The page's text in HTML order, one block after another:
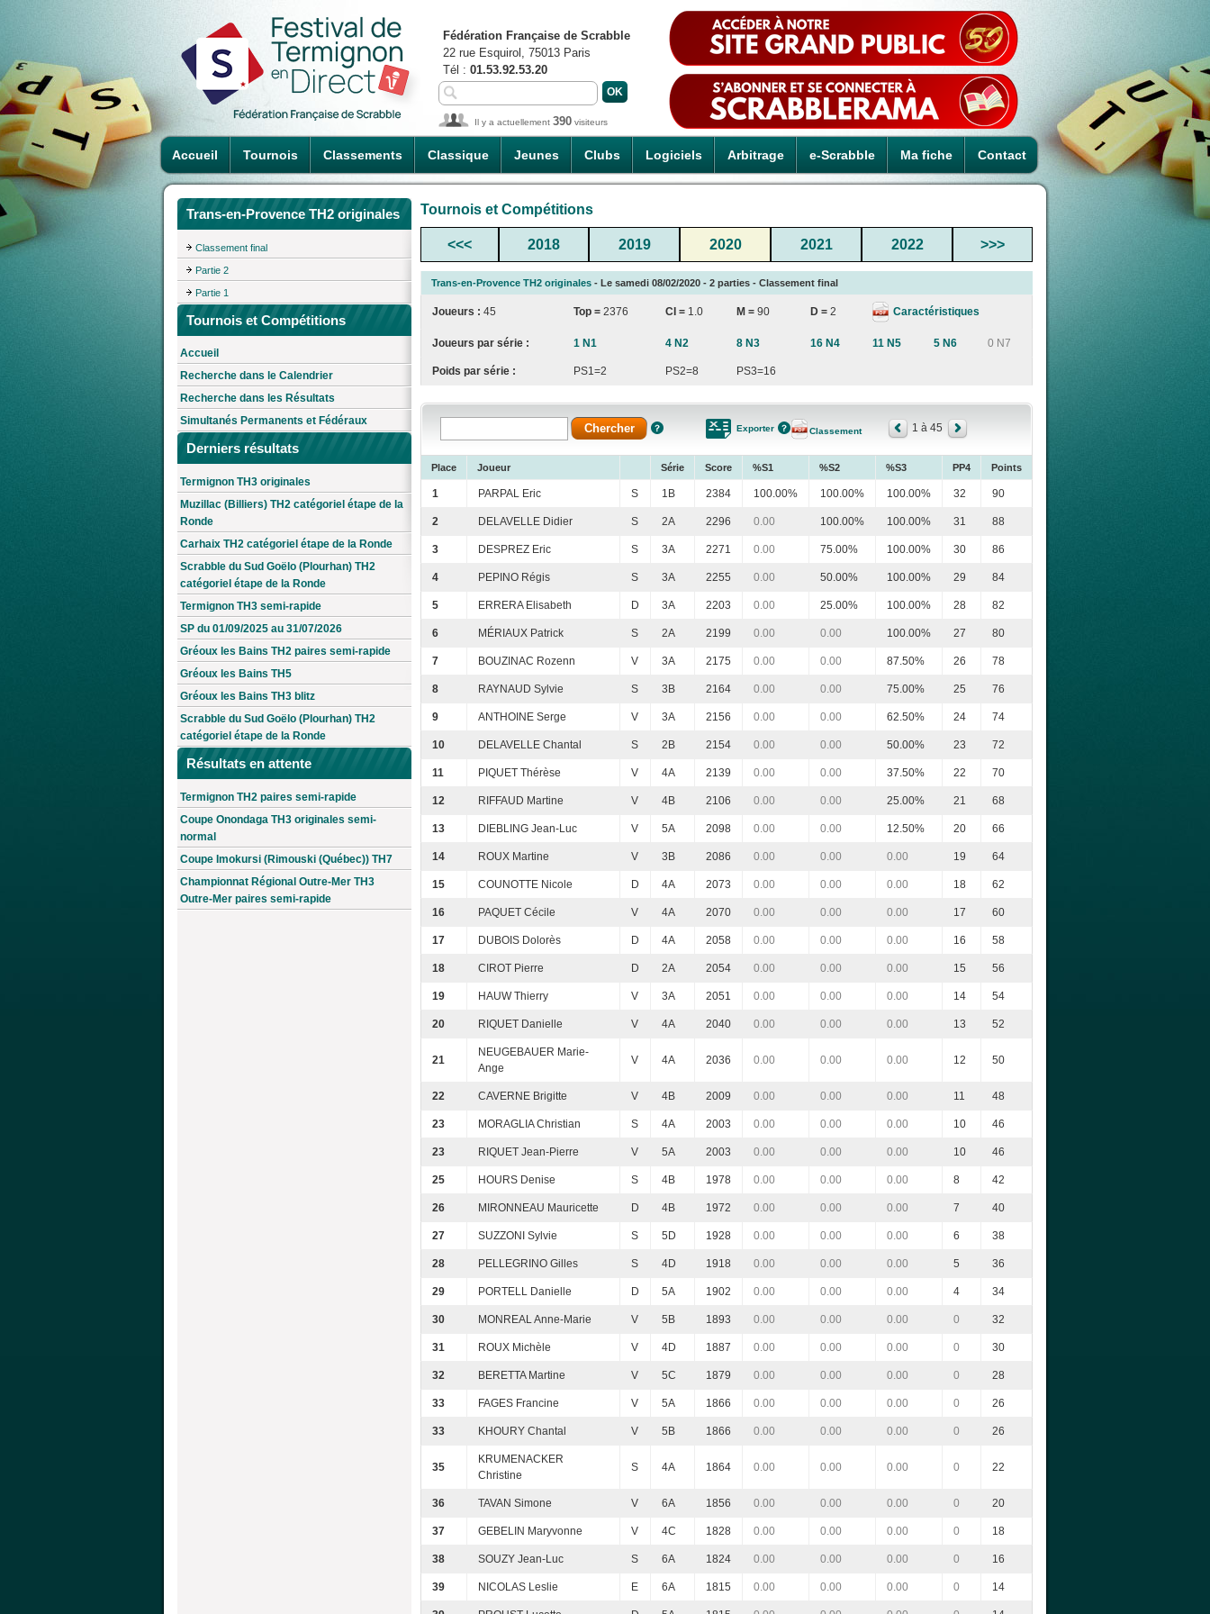
Accueil Tournois Classements Classique Jeunes Clubs Logiciels Arbitrage e-Scrabble Ma fiche Contact
Fédération Française de Scrabble
22 rue Esquirol, 75013 Paris
Tél : 01.53.92.53.20
Il y a actuellement 390 visiteurs
Trans-en-Provence TH2 originales
Classement final
Partie 2
Partie 1
Tournois et Compétitions
Accueil
Recherche dans le Calendrier
Recherche dans les Résultats
Simultanés Permanents et Fédéraux
Derniers résultats
Termignon TH3 originales
Muzillac (Billiers) TH2 catégoriel étape de la
Ronde
Carhaix TH2 catégoriel étape de la Ronde
Scrabble du Sud Goëlo (Plourhan) TH2
catégoriel étape de la Ronde
Termignon TH3 semi-rapide
SP du 01/09/2025 au 31/07/2026
Gréoux les Bains TH2 paires semi-rapide
Gréoux les Bains TH5
Gréoux les Bains TH3 blitz
Scrabble du Sud Goëlo (Plourhan) TH2
catégoriel étape de la Ronde
Résultats en attente
Termignon TH2 paires semi-rapide
Coupe Onondaga TH3 originales semi-
normal
Coupe Imokursi (Rimouski (Québec)) TH7
Championnat Régional Outre-Mer TH3
Outre-Mer paires semi-rapide
Tournois et Compétitions
<<< 2018 2019 2020 2021 2022 >>>
Trans-en-Provence TH2 originales - Le samedi 08/02/2020 - 2 parties - Classement final
Joueurs : 45 Top = 2376 CI = 1.0 M = 90 D = 2 Caractéristiques
Joueurs par série : 1 N1 4 N2 8 N3 16 N4 11 N5 5 N6 0 N7
Poids par série : PS1=2 PS2=8 PS3=16
Exporter Classement 1 à 45
Place Joueur Série Score %S1 %S2 %S3 PP4 Points
1 PARPAL Eric S 1B 2384 100.00% 100.00% 100.00% 32 90
2 DELAVELLE Didier S 2A 2296 0.00 100.00% 100.00% 31 88
3 DESPREZ Eric S 3A 2271 0.00 75.00% 100.00% 30 86
4 PEPINO Régis S 3A 2255 0.00 50.00% 100.00% 29 84
5 ERRERA Elisabeth D 3A 2203 0.00 25.00% 100.00% 28 82
6 MÉRIAUX Patrick S 2A 2199 0.00 0.00 100.00% 27 80
7 BOUZINAC Rozenn V 3A 2175 0.00 0.00 87.50% 26 78
8 RAYNAUD Sylvie S 3B 2164 0.00 0.00 75.00% 25 76
9 ANTHOINE Serge V 3A 2156 0.00 0.00 62.50% 24 74
10 DELAVELLE Chantal S 2B 2154 0.00 0.00 50.00% 23 72
11 PIQUET Thérèse V 4A 2139 0.00 0.00 37.50% 22 70
12 RIFFAUD Martine V 4B 2106 0.00 0.00 25.00% 21 68
13 DIEBLING Jean-Luc V 5A 2098 0.00 0.00 12.50% 20 66
14 ROUX Martine V 3B 2086 0.00 0.00 0.00 19 64
15 COUNOTTE Nicole D 4A 2073 0.00 0.00 0.00 18 62
16 PAQUET Cécile V 4A 2070 0.00 0.00 0.00 17 60
17 DUBOIS Dolorès D 4A 2058 0.00 0.00 0.00 16 58
18 CIROT Pierre D 2A 2054 0.00 0.00 0.00 15 56
19 HAUW Thierry V 3A 2051 0.00 0.00 0.00 14 54
20 RIQUET Danielle V 4A 2040 0.00 0.00 0.00 13 52
21
NEUGEBAUER Marie-
Ange
V 4A 2036 0.00 0.00 0.00 12 50
22 CAVERNE Brigitte V 4B 2009 0.00 0.00 0.00 11 48
23 MORAGLIA Christian S 4A 2003 0.00 0.00 0.00 10 46
23 RIQUET Jean-Pierre V 5A 2003 0.00 0.00 0.00 10 46
25 HOURS Denise S 4B 1978 0.00 0.00 0.00 8 42
26 MIRONNEAU Mauricette D 4B 1972 0.00 0.00 0.00 7 40
27 SUZZONI Sylvie S 5D 1928 0.00 0.00 0.00 6 38
28 PELLEGRINO Gilles S 4D 1918 0.00 0.00 0.00 5 36
29 PORTELL Danielle D 5A 1902 0.00 0.00 0.00 4 34
30 MONREAL Anne-Marie V 5B 1893 0.00 0.00 0.00 0 32
31 ROUX Michèle V 4D 1887 0.00 0.00 0.00 0 30
32 BERETTA Martine V 5C 1879 0.00 0.00 0.00 0 28
33 FAGES Francine V 5A 1866 0.00 0.00 0.00 0 26
33 KHOURY Chantal V 5B 1866 0.00 0.00 0.00 0 26
35
KRUMENACKER
Christine
S 4A 1864 0.00 0.00 0.00 0 22
36 TAVAN Simone V 6A 1856 0.00 0.00 0.00 0 20
37 GEBELIN Maryvonne V 4C 1828 0.00 0.00 0.00 0 18
38 SOUZY Jean-Luc S 6A 1824 0.00 0.00 0.00 0 16
39 NICOLAS Leslie E 6A 1815 0.00 0.00 0.00 0 14